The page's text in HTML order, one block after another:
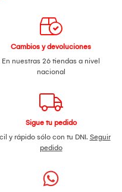
Cambios y devoluciones
En nuestras 26 tiendas a nivel
nacional
Sigue tu pedido
y rápido sólo con tu DNI. Seguir
pedido